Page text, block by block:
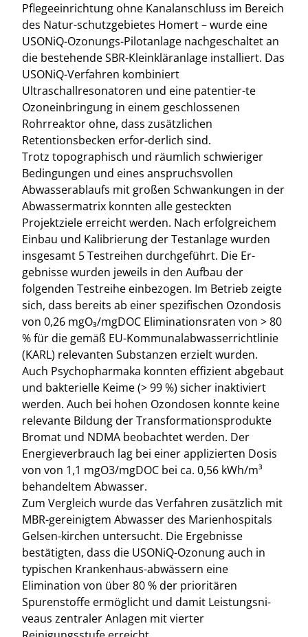
Pflegeeinrichtung ohne Kanalanschluss im Bereich
des Natur-schutzgebietes Homert – wurde eine
USONiQ-Ozonungs-Pilotanlage nachgeschaltet an
die bestehende SBR-Kleinkläranlage installiert. Das
USONiQ-Verfahren kombiniert
Ultraschallresonatoren und eine patentier-te
Ozoneinbringung in einem geschlossenen
Rohrreaktor ohne, dass zusätzlichen
Retentionsbecken erfor-derlich sind.
Trotz topographisch und räumlich schwieriger
Bedingungen und eines anspruchsvollen
Abwasserablaufs mit großen Schwankungen in der
Abwassermatrix konnten alle gesteckten
Projektziele erreicht werden. Nach erfolgreichem
Einbau und Kalibrierung der Testanlage wurden
insgesamt 5 Testreihen durchgeführt. Die Er-
gebnisse wurden jeweils in den Aufbau der
folgenden Testreihe einbezogen. Im Betrieb zeigte
sich, dass bereits ab einer spezifischen Ozondosis
von 0,26 mgO₃/mgDOC Eliminationsraten von > 80
% für die gemäß EU-Kommunalabwasserrichtlinie
(KARL) relevanten Substanzen erzielt wurden.
Auch Psychopharmaka konnten effizient abgebaut
und bakterielle Keime (> 99 %) sicher inaktiviert
werden. Auch bei hohen Ozondosen konnte keine
relevante Bildung der Transformationsprodukte
Bromat und NDMA beobachtet werden. Der
Energieverbrauch lag bei einer applizierten Dosis
von von 1,1 mgO3/mgDOC bei ca. 0,56 kWh/m³
behandeltem Abwasser.
Zum Vergleich wurde das Verfahren zusätzlich mit
MBR-gereinigtem Abwasser des Marienhospitals
Gelsen-kirchen untersucht. Die Ergebnisse
bestätigten, dass die USONiQ-Ozonung auch in
typischen Krankenhaus-abwässern eine
Elimination von über 80 % der prioritären
Spurenstoffe ermöglicht und damit Leistungsni-
veaus zentraler Anlagen mit vierter